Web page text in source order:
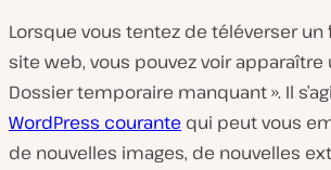
Lorsque vous tentez de téléverser un
site web, vous pouvez voir apparaître
Dossier temporaire manquant ». Il
WordPress courante qui peut vous
de nouvelles images, de nouvelles